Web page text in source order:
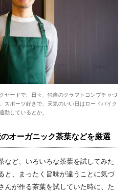
ヤードで、日々、独自のクラフトコンブチャづ
スポーツ好きで、天気のいい日はロードバイク
勤しているとか。
オーガニック茶葉などを厳選
など、いろいろな茶葉を試してみた
と、まったく旨味が違うことに気づ
んが作る茶葉を試していた時に、た